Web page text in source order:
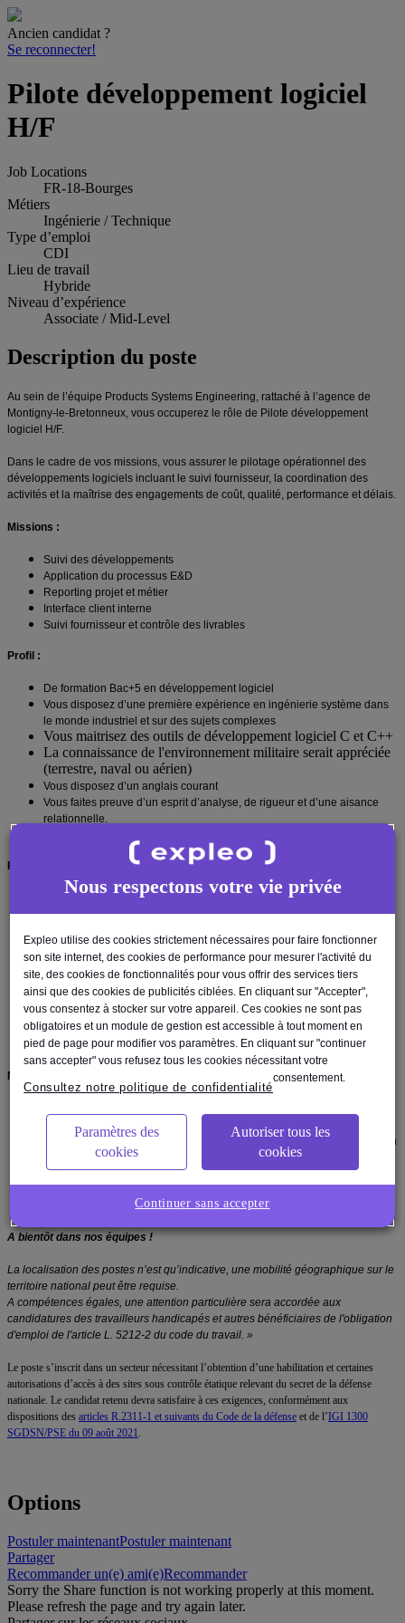
Ancien candidat ?
Se reconnecter!
Pilote développement logiciel
H/F
Job Locations
FR-18-Bourges
Métiers
Ingénierie / Technique
Type d’emploi
CDI
Lieu de travail
Hybride
Niveau d’expérience
Associate / Mid-Level
Description du poste
Au sein de l’équipe Products Systems Engineering, rattaché à l’agence de
Montigny-le-Bretonneux, vous occuperez le rôle de Pilote développement
logiciel H/F.
Dans le cadre de vos missions, vous assurer le pilotage opérationnel des
développements logiciels incluant le suivi fournisseur, la coordination des
activités et la maîtrise des engagements de coût, qualité, performance et délais.
Missions :
Suivi des développements
Application du processus E&D
Reporting projet et métier
Interface client interne
Suivi fournisseur et contrôle des livrables
Profil :
De formation Bac+5 en développement logiciel
Vous disposez d’une première expérience en ingénierie système dans
le monde industriel et sur des sujets complexes
Vous maitrisez des outils de développement logiciel C et C++
La connaissance de l'environnement militaire serait appréciée
(terrestre, naval ou aérien)
Vous disposez d’un anglais courant
Vous faites preuve d’un esprit d’analyse, de rigueur et d’une aisance
relationnelle.
Rémunération et avantages :
Politique interne sur le télétravail
CSE (chèque vacances, culture, subvention pratique sportive.etc).
Carte de tickets restaurant
Prévoyance Santé
Prime de vacances
Prime de cooptation
Contribution au remboursement de vos titres de transport en commun
ou forfait à la mobilité durable
Salaire à partir de 38 000 euros suivant votre expertise
Notre process de recrutement :
Premier échange téléphonique avec notre équipe recrutement,
Un entretien avec votre futur manager et votre chargé de recrutement en
agence ou en visio
Si validation, envoi de la proposition de collaboration
A bientôt dans nos équipes !
La localisation des postes n’est qu’indicative, une mobilité géographique sur le
territoire national peut être requise.
A compétences égales, une attention particulière sera accordée aux
candidatures des travailleurs handicapés et autres bénéficiaires de l'obligation
d'emploi de l'article L. 5212-2 du code du travail. »
Le poste s’inscrit dans un secteur nécessitant l’obtention d’une habilitation et certaines
autorisations d’accès à des sites sous contrôle étatique relevant du secret de la défense
nationale. Le candidat retenu devra satisfaire à ces exigences, conformément aux
dispositions des articles R.2311-1 et suivants du Code de la défense et de l’IGI 1300
SGDSN/PSE du 09 août 2021
Options
Postuler maintenantPostuler maintenant
Partager
Recommander un(e) ami(e)Recommander
Sorry the Share function is not working properly at this moment.
Please refresh the page and try again later.
Nous respectons votre vie privée
Expleo utilise des cookies strictement nécessaires pour faire fonctionner
son site internet, des cookies de performance pour mesurer l'activité du
site, des cookies de fonctionnalités pour vous offrir des services tiers
ainsi que des cookies de publicités ciblées. En cliquant sur "Accepter",
vous consentez à stocker sur votre appareil. Ces cookies ne sont pas
obligatoires et un module de gestion est accessible à tout moment en
pied de page pour modifier vos paramètres. En cliquant sur "continuer
sans accepter" vous refusez tous les cookies nécessitant votre
consentement.
Consultez notre politique de confidentialité
Paramètres des
cookies
Autoriser tous les
cookies
Continuer sans accepter